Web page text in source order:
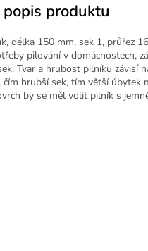
produktu
délka 150 mm, sek 1, průřez
pilování v domácnostech,
Tvar a hrubost pilníku závisí
čím hrubší sek, tím větší úbytek
by se měl volit pilník s